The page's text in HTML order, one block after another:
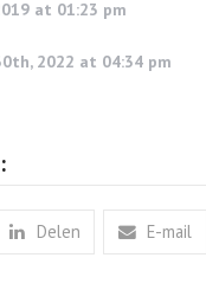
at 01:23 pm
2022 at 04:34 pm
Delen E-mail